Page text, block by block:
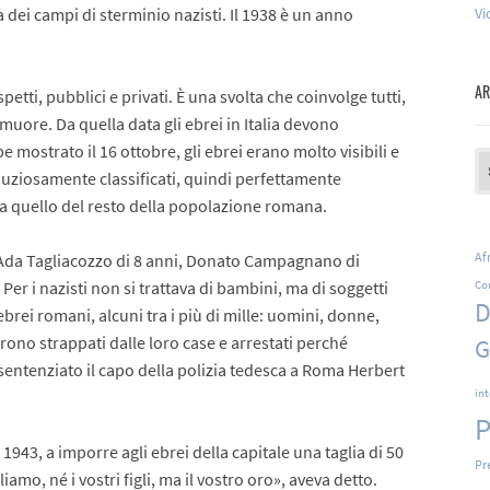
campi di sterminio nazisti. Il 1938 è un anno
pubblici e privati. È una svolta che coinvolge tutti,
Da quella data gli ebrei in Italia devono
mostrato il 16 ottobre, gli ebrei erano molto visibili e
classificati, quindi perfettamente
del resto della popolazione romana.
Tagliacozzo di 8 anni, Donato Campagnano di
i nazisti non si trattava di bambini, ma di soggetti
romani, alcuni tra i più di mille: uomini, donne,
strappati dalle loro case e arrestati perché
il capo della polizia tedesca a Roma Herbert
a imporre agli ebrei della capitale una taglia di 50
né i vostri figli, ma il vostro oro», aveva detto.